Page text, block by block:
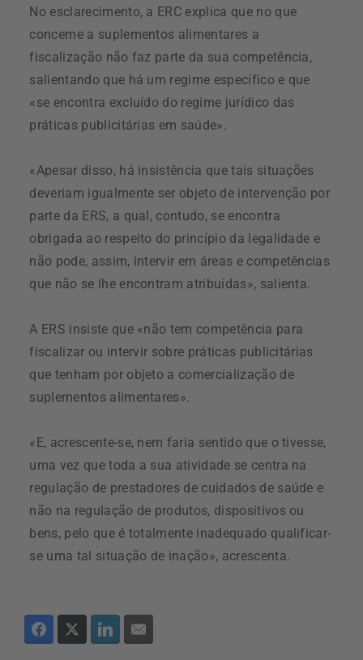
No esclarecimento, a ERC explica que no que
concerne a suplementos alimentares a
fiscalização não faz parte da sua competência,
salientando que há um regime específico e que
«se encontra excluído do regime jurídico das
práticas publicitárias em saúde».
«Apesar disso, há insistência que tais situações
deveriam igualmente ser objeto de intervenção por
parte da ERS, a qual, contudo, se encontra
obrigada ao respeito do princípio da legalidade e
não pode, assim, intervir em áreas e competências
que não se lhe encontram atribuídas», salienta.
A ERS insiste que «não tem competência para
fiscalizar ou intervir sobre práticas publicitárias
que tenham por objeto a comercialização de
suplementos alimentares».
«E, acrescente-se, nem faria sentido que o tivesse,
uma vez que toda a sua atividade se centra na
regulação de prestadores de cuidados de saúde e
não na regulação de produtos, dispositivos ou
bens, pelo que é totalmente inadequado qualificar-
se uma tal situação de inação», acrescenta.